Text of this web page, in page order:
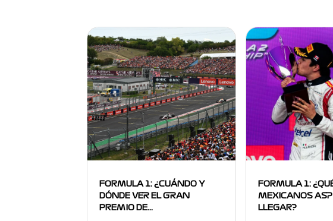
FORMULA 1: ¿CUÁNDO Y
DÓNDE VER EL GRAN
PREMIO DE…
FORMULA 1:
MEXICANOS
LLEGAR?